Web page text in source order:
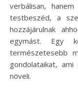
verbálisan,
testbeszéd, a
hozzájárulnak
egymást. Egy
természetesebb
gondolataikat,
növeli.